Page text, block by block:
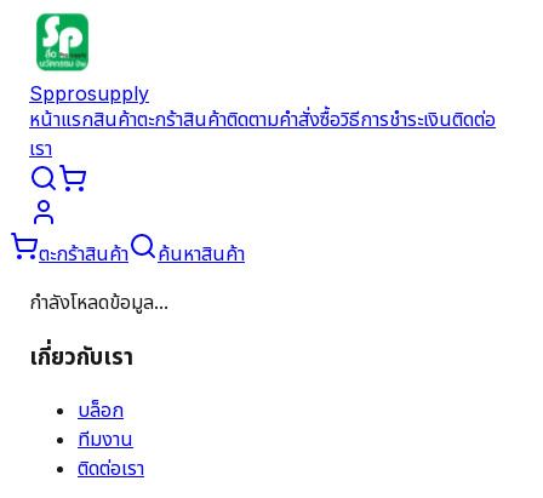
Spprosupply
หน้าแรกสินค้าตะกร้าสินค้าติดตามคำสั่งซื้อวิธีการชำระเงินติดต่อ
เรา
ตะกร้าสินค้า
ค้นหาสินค้า
กำลังโหลดข้อมูล...
เกี่ยวกับเรา
บล็อก
ทีมงาน
ติดต่อเรา